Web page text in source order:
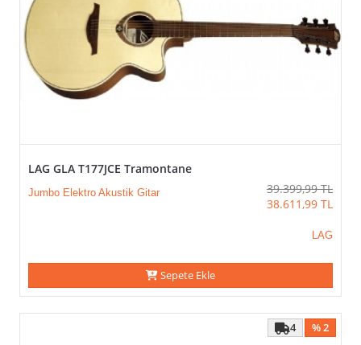
LAG GLA T177JCE Tramontane
Jumbo Elektro Akustik Gitar 39.399,99 TL
38.611,99 TL
LAG
Sepete Ekle
% 2
4